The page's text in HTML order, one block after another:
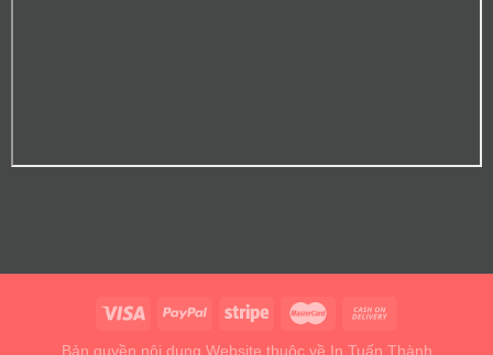
Bản quyền nội dung Website thuộc về In Tuấn Thành